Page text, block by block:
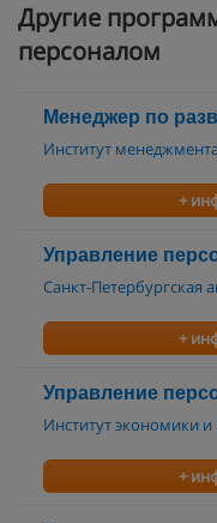
Другие
персоналом
Менеджер по
Институт
+
Управление
Санкт-Петербургская
+
Управление
Институт экономики
+